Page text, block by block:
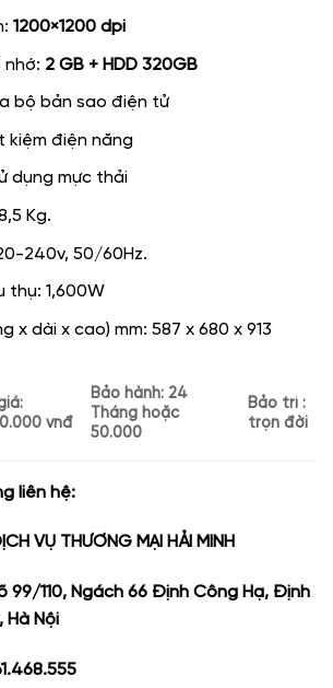
1200×1200 dpi
nhớ: 2 GB + HDD 320GB
bộ bản sao điện tử
kiệm điện năng
dụng mực thải
Kg.
240v, 50/60Hz.
thụ: 1,600W
x dài x cao) mm: 587 x 680 x 913
vnđ
Bảo hành: 24
Tháng hoặc
50.000
Bảo trì :
trọn đời
liên hệ:
VỤ THƯƠNG MẠI HẢI MINH
99/110, Ngách 66 Định Công Hạ, Định
Hà Nội